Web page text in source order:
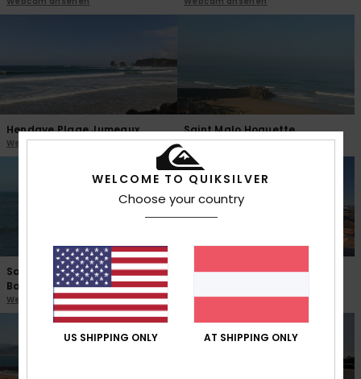
Hendaye Plage Jumeaux
Webcam ansehen
Saint Malo Hoguette
Webcam ansehen
Saint Jean de Luz Sainte
Barbe
Webcam ansehen
Palavas les Flots
WELCOME TO QUIKSILVER
Choose your country
US SHIPPING ONLY AT SHIPPING ONLY